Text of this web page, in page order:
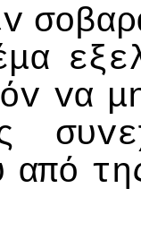
vα
από